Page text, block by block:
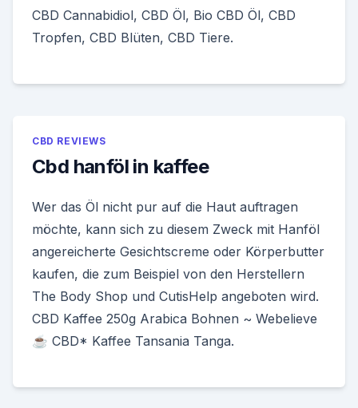
CBD Cannabidiol, CBD Öl, Bio CBD Öl, CBD
Tropfen, CBD Blüten, CBD Tiere.
CBD REVIEWS
Cbd hanföl in kaffee
Wer das Öl nicht pur auf die Haut auftragen
möchte, kann sich zu diesem Zweck mit Hanföl
angereicherte Gesichtscreme oder Körperbutter
kaufen, die zum Beispiel von den Herstellern
The Body Shop und CutisHelp angeboten wird.
CBD Kaffee 250g Arabica Bohnen ~ Webelieve
☕️ CBD* Kaffee Tansania Tanga.